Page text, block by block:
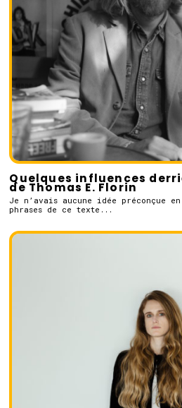
Quelques influences
de Thomas E. Florin
Je n’avais aucune idée préconçue
phrases de ce texte...